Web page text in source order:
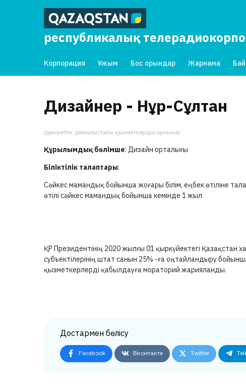
республикалық
Корпорация Ұжым Бос орындар Жарнама
Дизайнер - Нұр-Сұлтан
(декреттік демалыстағы қызметкердің орнына)
Құрылымдық бөлімше: Дизайн орталығы
Біліктілік талаптары:
Сәйкес мамандық бойынша жоғары білім, еңбек өтіліне
өтілі сәйкес мамандық бойынша кемінде 1 жыл
ҚР Президентінің 2020 жылғы 01 қыркүйектегі Қазақстан
субъектілерінің штат санын 25% -ға оңтайландыру
қызметкерлерді қабылдауға мораторий жарияланды.
Достармен бөлісу
Facebook Вконтакте Twitter